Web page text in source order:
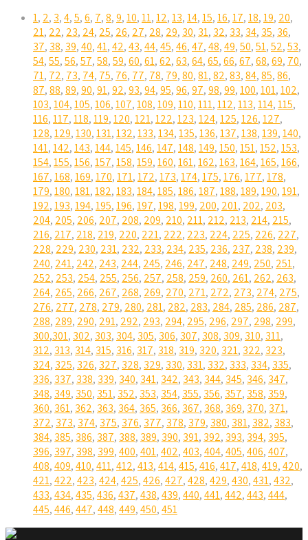
1, 2, 3,4,5,6, 7,8,9,10,11,12,13,14,15,16,17,18,19, 20,
21, 22, 23, 24, 25, 26, 27, 28, 29, 30, 31, 32, 33, 34, 35, 36,
37, 38, 39,40,41,42,43,44,45,46,47,48,49,50,51,52,53,
54,55,56,57,58,59,60,61,62,63,64,65,66,67,68,69, 70,
71, 72, 73, 74, 75, 76, 77, 78, 79,80,81,82,83,84,85,86,
87,88,89,90,91,92,93,94,95,96,97,98,99,100,101,102,
103,104,105,106,107,108,109,110,111,112,113,114,115,
116,117,118,119,120,121,122,123,124,125,126,127,
128,129,130,131,132,133,134,135,136,137,138,139,140,
141,142,143,144,145,146,147,148,149,150,151,152,153,
154,155,156,157,158,159,160,161,162,163,164,165,166,
167,168,169,170,171,172,173,174,175,176,177,178,
179,180,181,182,183,184,185,186,187,188,189,190,191,
192,193,194,195,196,197,198,199, 200, 201, 202, 203,
204, 205, 206, 207, 208, 209, 210, 211, 212, 213, 214, 215,
216, 217, 218, 219, 220, 221, 222, 223, 224, 225, 226, 227,
228, 229, 230, 231, 232, 233, 234, 235, 236, 237, 238, 239,
240, 241, 242, 243, 244, 245, 246, 247, 248, 249, 250, 251,
252, 253, 254, 255, 256, 257, 258, 259, 260, 261, 262, 263,
264, 265, 266, 267, 268, 269, 270, 271, 272, 273, 274, 275,
276, 277, 278, 279, 280, 281, 282, 283, 284, 285, 286, 287,
288, 289, 290, 291, 292, 293, 294, 295, 296, 297, 298, 299,
300,301, 302, 303, 304, 305, 306, 307, 308, 309, 310, 311,
312, 313, 314, 315, 316, 317, 318, 319, 320, 321, 322, 323,
324, 325, 326, 327, 328, 329, 330, 331, 332, 333, 334, 335,
336, 337, 338, 339, 340, 341, 342, 343, 344, 345, 346, 347,
348, 349, 350, 351, 352, 353, 354, 355, 356, 357, 358, 359,
360, 361, 362, 363, 364, 365, 366, 367, 368, 369, 370, 371,
372, 373, 374, 375, 376, 377, 378, 379, 380, 381, 382, 383,
384, 385, 386, 387, 388, 389, 390, 391, 392, 393, 394, 395,
396, 397, 398, 399,400,401,402,403,404,405,406,407,
408,409,410,411,412,413,414,415,416,417,418,419,420,
421,422,423,424,425,426,427,428,429,430,431,432,
433,434,435,436,437,438,439,440,441,442,443,444,
445,446,447,448,449,450,451